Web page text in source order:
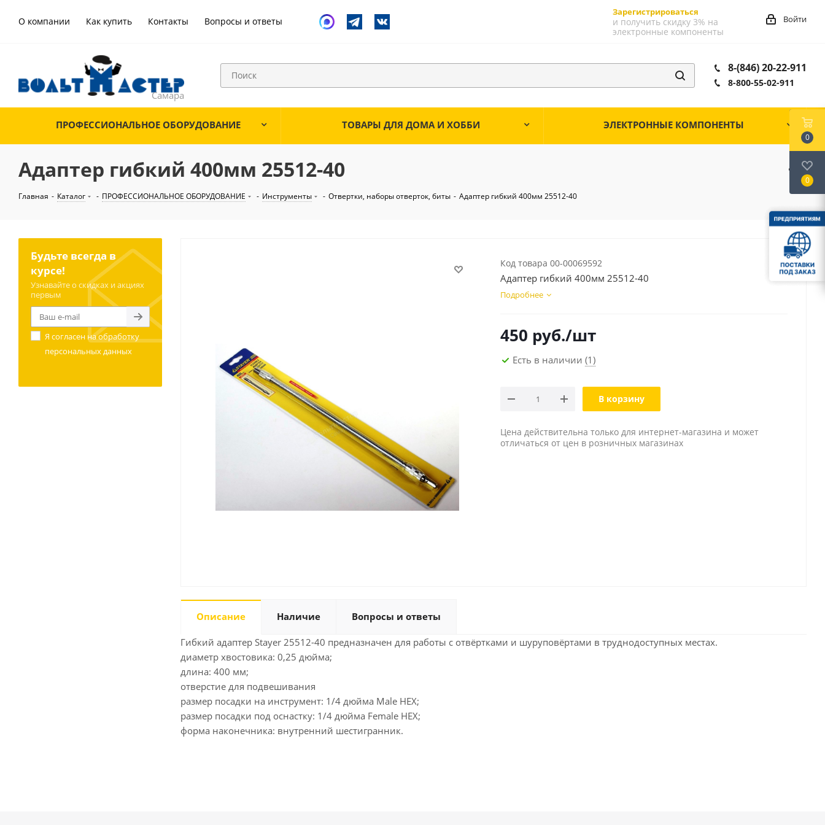
О компании Как купить Контакты Вопросы и ответы
Зарегистрироваться
и получить скидку 3% на
электронные компоненты
Войти
8-(846) 20-22-911
8-800-55-02-911
ПРОФЕССИОНАЛЬНОЕ ОБОРУДОВАНИЕ ТОВАРЫ ДЛЯ ДОМА И ХОББИ ЭЛЕКТРОННЫЕ КОМПОНЕНТЫ
Адаптер гибкий 400мм 25512-40
Главная - Каталог - ПРОФЕССИОНАЛЬНОЕ ОБОРУДОВАНИЕ - Инструменты - Отвертки, наборы отверток, биты - Адаптер гибкий 400мм 25512-40
Код товара 00-00069592
Адаптер гибкий 400мм 25512-40
Подробнее
450 руб./шт
Есть в наличии (1)
В корзину
Цена действительна только для интернет-магазина и может
отличаться от цен в розничных магазинах
Описание Наличие Вопросы и ответы
Гибкий адаптер Stayer 25512-40 предназначен для работы с отвёртками и шуруповёртами в труднодоступных местах.
диаметр хвостовика: 0,25 дюйма;
длина: 400 мм;
отверстие для подвешивания
размер посадки на инструмент: 1/4 дюйма Male HEX;
размер посадки под оснастку: 1/4 дюйма Female HEX;
форма наконечника: внутренний шестигранник.
Будьте всегда в
курсе!
Узнавайте о скидках и акциях
первым
Я согласен наобработку
персональных данных
0
0